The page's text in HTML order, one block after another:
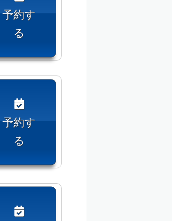
予約す
る
予約す
る